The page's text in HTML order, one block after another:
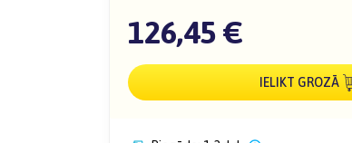
126,45 €
IELIKT GROZĀ